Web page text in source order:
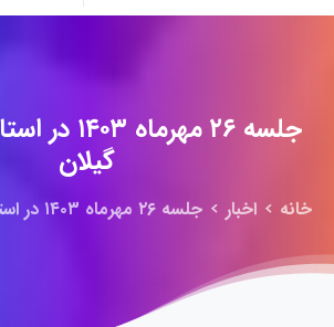
جلسه ۲۶مهرماه ۱۴۰۳ در
گیلان
خانه اخبار جلسه ۲۶ مهرماه ۱۴۰۳ در استانداری استان گیلان